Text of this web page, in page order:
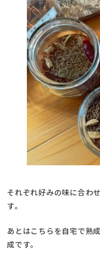
それぞれ好みの味に合わ
す。
あとはこちらを自宅で熟
成です。